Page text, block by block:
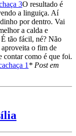
O resultado é
a linguiça. Aí
por dentro. Vai
a calda e
tão fácil, né? Não
aproveita o fim de
contar como é que foi.
* Post em